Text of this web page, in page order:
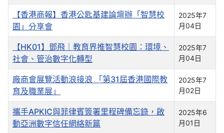
【香港商報】香港公匙基建論壇辦「智慧校
園」分享會
2025年7
月04日
【HK01】鄧飛｜教育界推智慧校園：環境、
社會、管治數字化轉型
2025年7
月04日
廠商會展覽活動浪接浪 「第31屆香港國際教
育及職業展」
2025年7
月02日
攜手APKIC與菲律賓簽署里程碑備忘錄，啟
動亞洲數字信任網絡新篇
2025年6
月01日